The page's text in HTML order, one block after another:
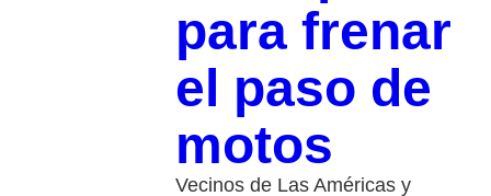
para frenar
el paso de
motos
Vecinos de Las Américas y